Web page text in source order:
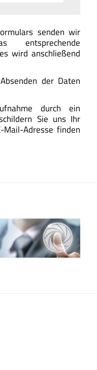
senden wir
wird anschließend
der Daten
durch ein
Sie uns Ihr
Mail-Adresse finden